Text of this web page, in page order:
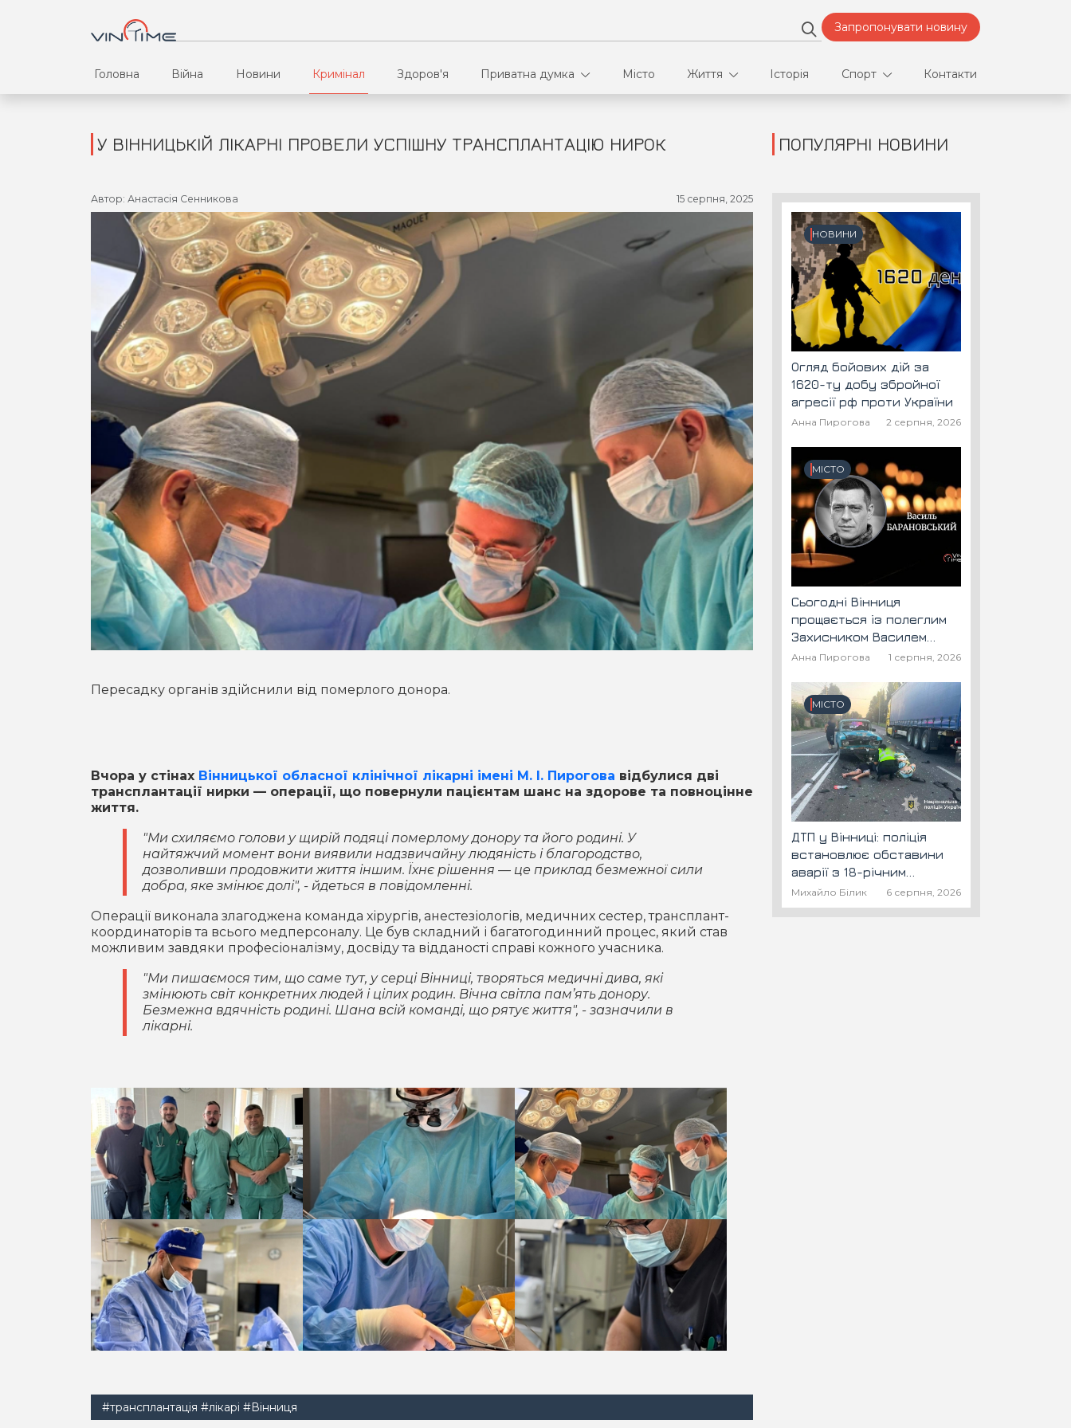
Запропонувати новину
Головна Війна Новини Кримінал Здоров'я Приватна думка
В кулуарах
Місто Життя
Конфлікти
Партнери
Спорт
Історія Спорт
Футбол
Контакти
У ВІННИЦЬКІЙ ЛІКАРНІ ПРОВЕЛИ УСПІШНУ ТРАНСПЛАНТАЦІЮ НИРОК
Автор: Анастасія Сенникова 15 серпня, 2025
Пересадку органів здійснили від померлого донора.
Вчора у стінах Вінницької обласної клінічної лікарні імені М. І. Пирогова відбулися дві
трансплантації нирки — операції, що повернули пацієнтам шанс на здорове та повноцінне
життя.
"Ми схиляємо голови у щирій подяці померлому донору та його родині. У
найтяжчий момент вони виявили надзвичайну людяність і благородство,
дозволивши продовжити життя іншим. Їхнє рішення — це приклад безмежної сили
добра, яке змінює долі", - йдеться в повідомленні.
Операції виконала злагоджена команда хірургів, анестезіологів, медичних сестер, трансплант-
координаторів та всього медперсоналу. Це був складний і багатогодинний процес, який став
можливим завдяки професіоналізму, досвіду та відданості справі кожного учасника.
"Ми пишаємося тим, що саме тут, у серці Вінниці, творяться медичні дива, які
змінюють світ конкретних людей і цілих родин. Вічна світла пам’ять донору.
Безмежна вдячність родині. Шана всій команді, що рятує життя", - зазначили в
лікарні.
#трансплантація #лікарі #Вінниця
ПОПУЛЯРНІ НОВИНИ
НОВИНИ
Огляд бойових дій за
1620-ту добу збройної
агресії рф проти України
Анна Пирогова 2 серпня, 2026
МІСТО
Сьогодні Вінниця
прощається із полеглим
Захисником Василем
Барановським "Шторм"
Анна Пирогова 1 серпня, 2026
МІСТО
ДТП у Вінниці: поліція
встановлює обставини
аварії з 18-річним
скутеристом
Михайло Білик 6 серпня, 2026